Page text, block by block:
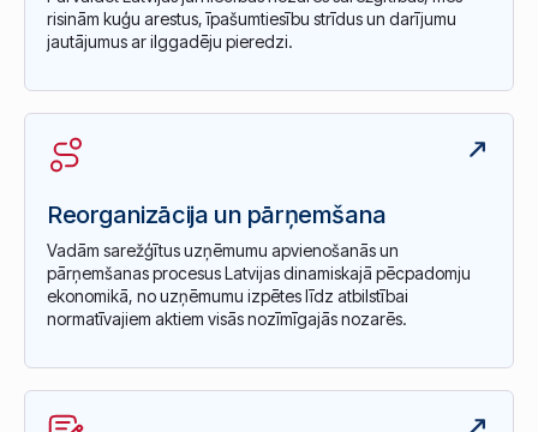
risinām kuģu arestus, īpašumtiesību strīdus un darījumu
jautājumus ar ilggadēju pieredzi.
Reorganizācija un pārņemšana
Vadām sarežģītus uzņēmumu apvienošanās un
pārņemšanas procesus Latvijas dinamiskajā pēcpadomju
ekonomikā, no uzņēmumu izpētes līdz atbilstībai
normatīvajiem aktiem visās nozīmīgajās nozarēs.